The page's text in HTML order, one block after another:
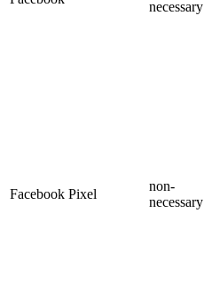
necessary
Facebook Pixel
non-
necessary